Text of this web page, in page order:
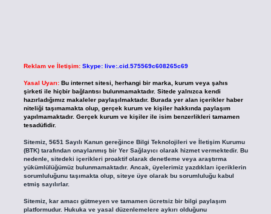
Reklam ve İletişim: Skype: live:.cid.575569c608265c69
Yasal Uyarı: Bu internet sitesi, herhangi bir marka, kurum veya şahıs
şirketi ile hiçbir bağlantısı bulunmamaktadır. Sitede yalnızca kendi
hazırladığımız makaleler paylaşılmaktadır. Burada yer alan içerikler haber
niteliği taşımamakta olup, gerçek kurum ve kişiler hakkında paylaşım
yapılmamaktadır. Gerçek kurum ve kişiler ile isim benzerlikleri tamamen
tesadüfidir.
Sitemiz, 5651 Sayılı Kanun gereğince Bilgi Teknolojileri ve İletişim Kurumu
(BTK) tarafından onaylanmış bir Yer Sağlayıcı olarak hizmet vermektedir. Bu
nedenle, sitedeki içerikleri proaktif olarak denetleme veya araştırma
yükümlülüğümüz bulunmamaktadır. Ancak, üyelerimiz yazdıkları içeriklerin
sorumluluğunu taşımakta olup, siteye üye olarak bu sorumluluğu kabul
etmiş sayılırlar.
Sitemiz, kar amacı gütmeyen ve tamamen ücretsiz bir bilgi paylaşım
platformudur. Hukuka ve yasal düzenlemelere aykırı olduğunu